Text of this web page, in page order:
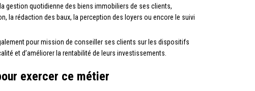
gestion quotidienne des biens immobiliers de ses clients,
la rédaction des baux, la perception des loyers ou encore le suivi
pour mission de conseiller ses clients sur les dispositifs
et d’améliorer la rentabilité de leurs investissements.
exercer ce métier